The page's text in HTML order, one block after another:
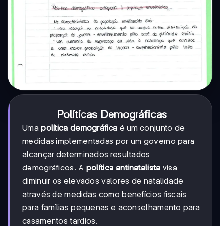
Políticas Demográficas
Umapolítica demográfica é um conjunto de
medidas implementadas por um governo para
alcançar determinados resultados
demográficos. A política antinatalista visa
diminuir os elevados valores de natalidade
através de medidas como benefícios fiscais
para famílias pequenas e aconselhamento para
casamentos tardios.